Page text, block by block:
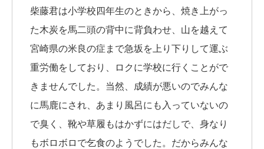
柴藤君は小学校四年生のときから、焼き上がっ
た木炭を馬二頭の背中に背負わせ、山を越えて
宮崎県の米良の症まで急坂を上り下りして運ぶ
重労働をしており、ロクに学校に行くことがで
きませんでした。当然、成績が悪いのでみんな
に馬鹿にされ、あまり風呂にも入っていないの
で臭く、靴や草履もはかずにはだしで、身なり
もボロボロで乞食のようでした。だからみんな